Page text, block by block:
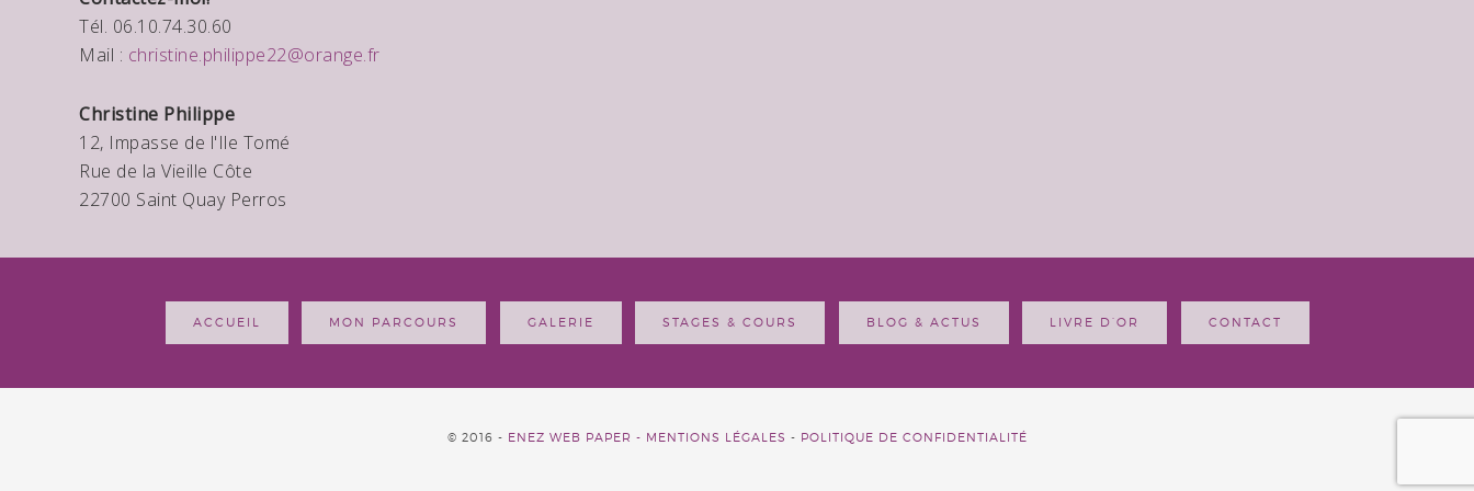
Tél. 06.10.74.30.60
Mail : christine.philippe22@orange.fr
Christine Philippe
12, Impasse de l'Ile Tomé
Rue de la Vieille Côte
22700 Saint Quay Perros
ACCUEIL MON PARCOURS GALERIE STAGES & COURS BLOG & ACTUS LIVRE D’OR CONTACT
© 2016 - ENEZ WEB PAPER - MENTIONS LÉGALES - POLITIQUE DE CONFIDENTIALITÉ